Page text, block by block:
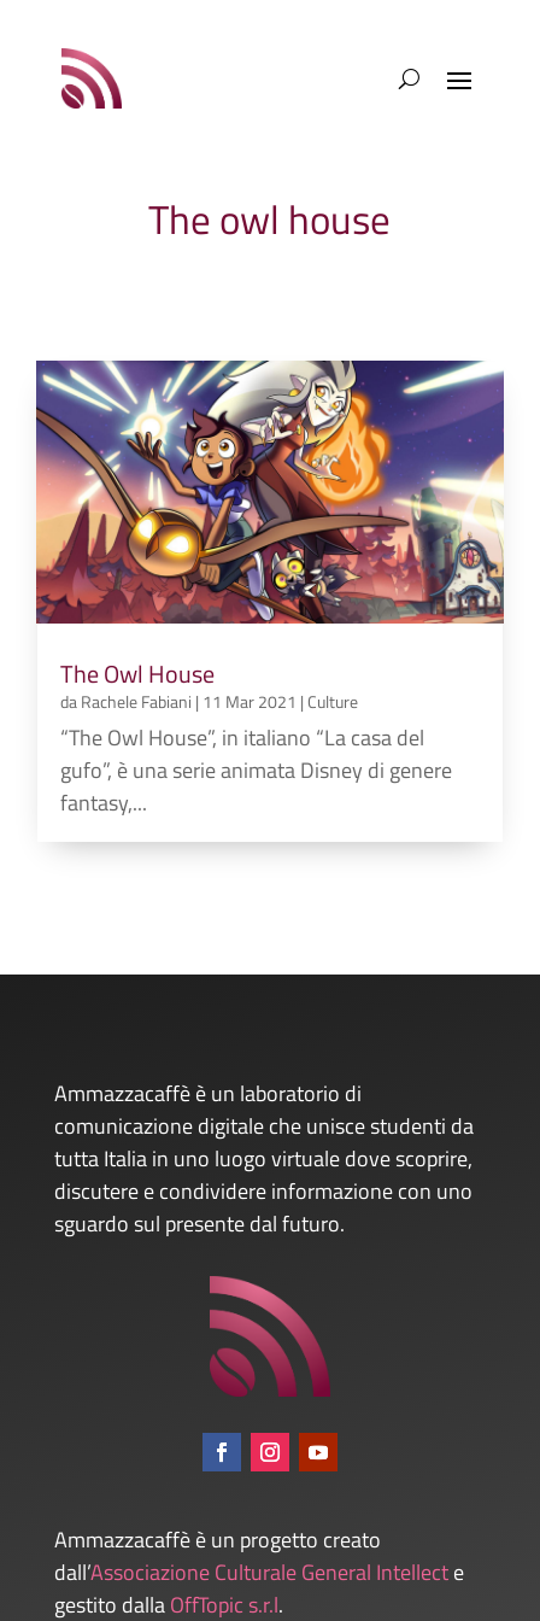
The owl house
The Owl House
daRachele Fabiani | 11 Mar 2021 |Culture
“The Owl House”, in italiano “La casa del
gufo”, è una serie animata Disney di genere
fantasy,...
Ammazzacaffè è un laboratorio di
comunicazione digitale che unisce studenti da
tutta Italia in uno luogo virtuale dove scoprire,
discutere e condividere informazione con uno
sguardo sul presente dal futuro.
Ammazzacaffè è un progetto creato
dall’Associazione Culturale General Intellecte
gestito dallaOffTopic s.r.l.